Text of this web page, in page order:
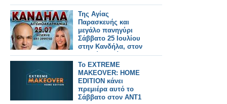
Της Αγίας
Παρασκευής και
μεγάλο πανηγύρι
Σάββατο 25 Ιουλίου
στην Κανδήλα, στον
προαύλιο χώρο του
Γυμνασίου, από την
Α.Ε Αλυζίας.
Το EXTREME
MAKEOVER: HOME
EDITION κάνει
πρεμιέρα αυτό το
Σάββατο στον ΑΝΤ1